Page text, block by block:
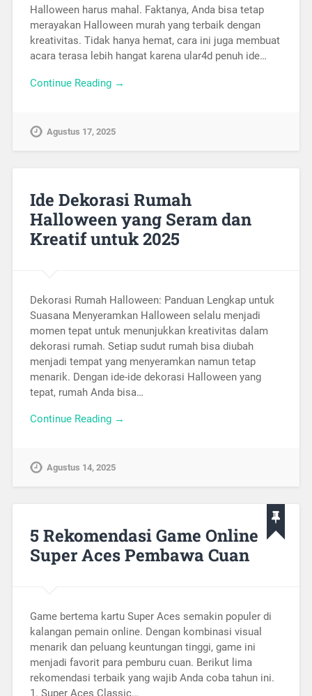
Halloween harus mahal. Faktanya, Anda bisa tetap
merayakan Halloween murah yang terbaik dengan
kreativitas. Tidak hanya hemat, cara ini juga membuat
acara terasa lebih hangat karena ular4d penuh ide…
Continue Reading →
Agustus 17, 2025
Ide Dekorasi Rumah
Halloween yang Seram dan
Kreatif untuk 2025
Dekorasi Rumah Halloween: Panduan Lengkap untuk
Suasana Menyeramkan Halloween selalu menjadi
momen tepat untuk menunjukkan kreativitas dalam
dekorasi rumah. Setiap sudut rumah bisa diubah
menjadi tempat yang menyeramkan namun tetap
menarik. Dengan ide-ide dekorasi Halloween yang
tepat, rumah Anda bisa…
Continue Reading →
Agustus 14, 2025
5 Rekomendasi Game Online
Super Aces Pembawa Cuan
Game bertema kartu Super Aces semakin populer di
kalangan pemain online. Dengan kombinasi visual
menarik dan peluang keuntungan tinggi, game ini
menjadi favorit para pemburu cuan. Berikut lima
rekomendasi terbaik yang wajib Anda coba tahun ini.
1. Super Aces Classic…